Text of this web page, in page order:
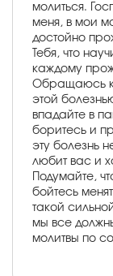
молиться.
меня, в мои
достойно
Тебя, что
каждому
Обращаюсь к
этой
впадайте в
боритесь и
эту болезнь
любит вас и
Подумайте,
бойтесь
такой
мы все
молитвы по